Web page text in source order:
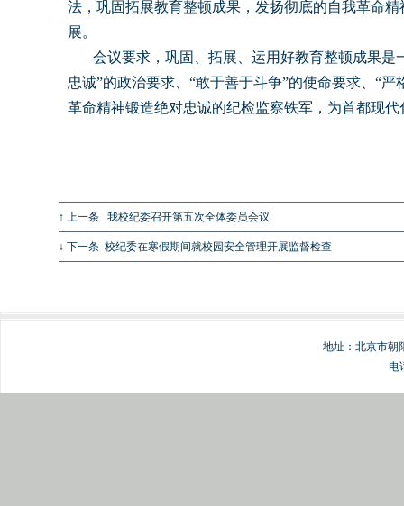
法，巩固拓展教育整顿成果，发扬彻底的自我革命
展。
会议要求，巩固、拓展、运用好教育整顿成果
忠诚”的政治要求、“敢于善于斗争”的使命要求、“
革命精神锻造绝对忠诚的纪检监察铁军，为首都现
↑ 上一条 我校纪委召开第五次全体委员会议
↓ 下一条 校纪委在寒假期间就校园安全管理开展监督检查
地址：北京市
电